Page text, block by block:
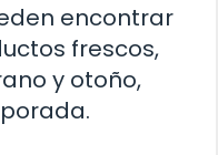
encontrar
frescos,
y otoño,